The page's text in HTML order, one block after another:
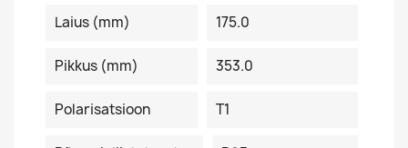
Laius (mm) 175.0
Pikkus (mm) 353.0
Polarisatsioon T1